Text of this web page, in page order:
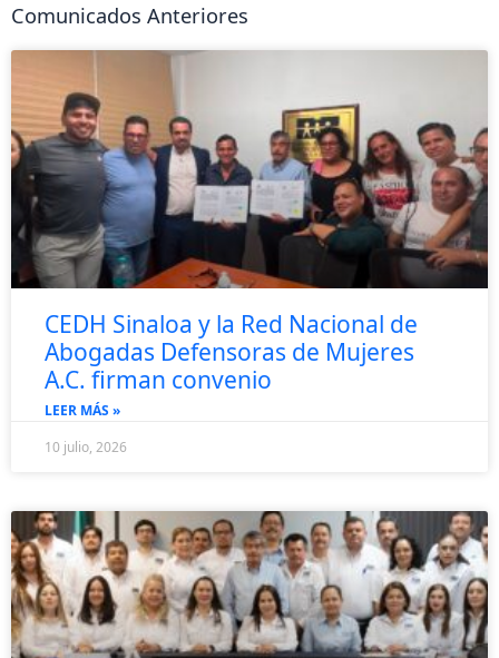
Comunicados Anteriores
CEDH Sinaloa y la Red Nacional de
Abogadas Defensoras de Mujeres
A.C. firman convenio
LEER MÁS »
10 julio, 2026